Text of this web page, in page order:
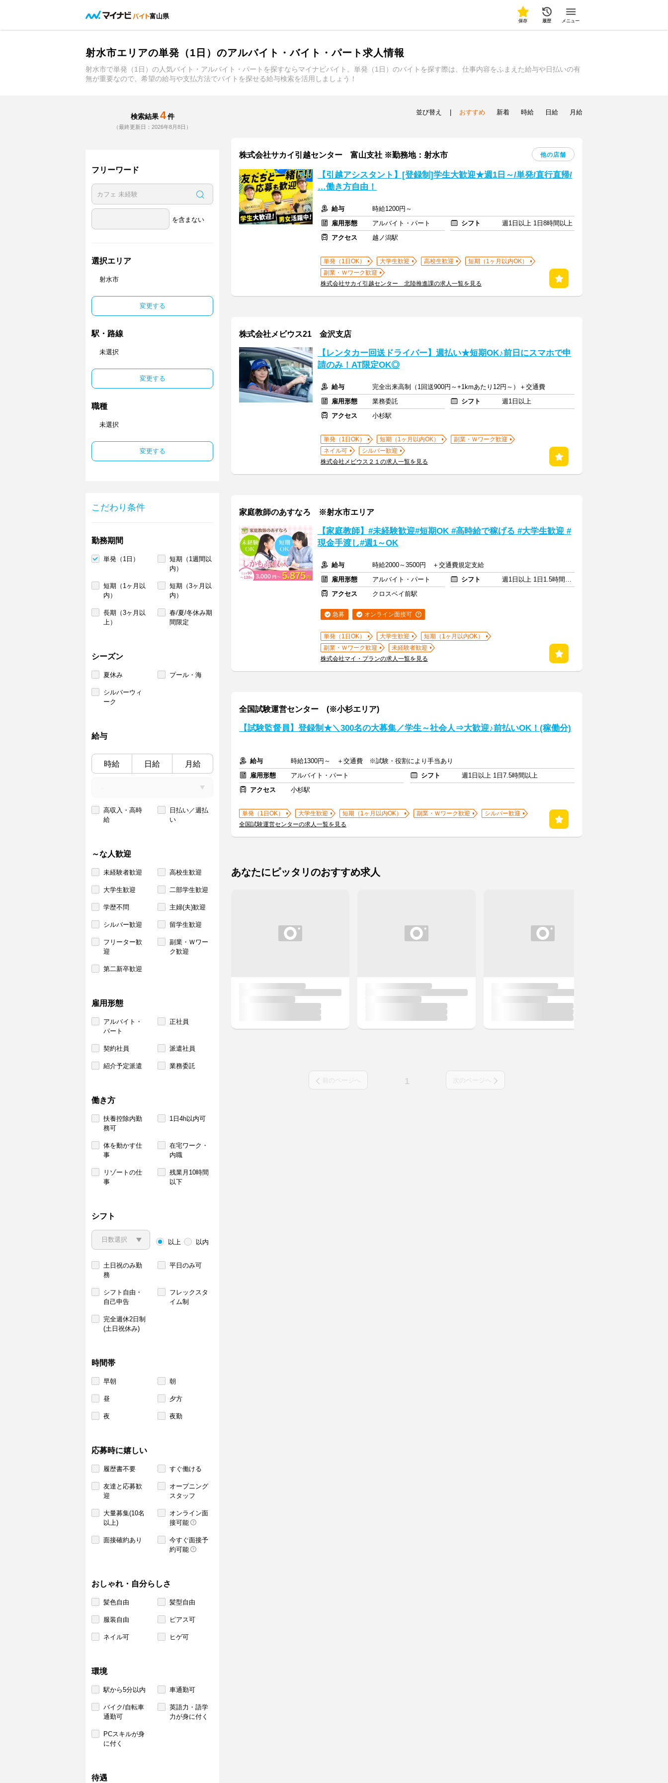
富山県
保存 履歴 メニュー
射水市エリアの単発（1日）のアルバイト・バイト・パート求人情報
射水市で単発（1日）の人気バイト・アルバイト・パートを探すならマイナビバイト。単発（1日）のバイトを探す際は、仕事内容をふまえた給与や日払いの有
無が重要なので、希望の給与や支払方法でバイトを探せる給与検索を活用しましょう！
検索結果 4 件
（最終更新日：2026年8月8日）
フリーワード
を含まない
選択エリア
射水市
変更する
駅・路線
未選択
変更する
職種
未選択
変更する
こだわり条件
勤務期間
単発（1日）
短期（1週間以
内）
短期（1ヶ月以
内）
短期（3ヶ月以
内）
長期（3ヶ月以
上）
春/夏/冬休み期
間限定
シーズン
夏休み プール・海
シルバーウィ
ーク
給与
時給 日給 月給
高収入・高時
給
日払い／週払
い
～な人歓迎
未経験者歓迎 高校生歓迎
大学生歓迎 二部学生歓迎
学歴不問 主婦(夫)歓迎
シルバー歓迎 留学生歓迎
フリーター歓
迎
副業・Ｗワー
ク歓迎
第二新卒歓迎
雇用形態
アルバイト・
パート
正社員
契約社員 派遣社員
紹介予定派遣 業務委託
働き方
扶養控除内勤
務可
1日4h以内可
体を動かす仕
事
在宅ワーク・
内職
リゾートの仕
事
残業月10時間
以下
シフト
以上 以内
土日祝のみ勤
務
平日のみ可
シフト自由・
自己申告
フレックスタ
イム制
完全週休2日制
(土日祝休み)
時間帯
早朝 朝
昼 夕方
夜 夜勤
応募時に嬉しい
履歴書不要 すぐ働ける
友達と応募歓
迎
オープニング
スタッフ
大量募集(10名
以上)
オンライン面
接可能
面接確約あり
今すぐ面接予
約可能
おしゃれ・自分らしさ
髪色自由 髪型自由
服装自由 ピアス可
ネイル可 ヒゲ可
環境
駅から5分以内 車通勤可
バイク/自転車
通勤可
英語力・語学
力が身に付く
PCスキルが身
に付く
待遇
並び替え おすすめ 新着 時給 日給 月給
株式会社サカイ引越センター 富山支社 ※勤務地：射水市 他の店舗
【引越アシスタント】[登録制]学生大歓迎★週1日～/単発/直行直帰/
…働き方自由！
給与
時給1200円～
雇用形態
アルバイト・パート シフト
週1日以上 1日8時間以上
アクセス
越ノ潟駅
単発（1日OK） 大学生歓迎 高校生歓迎
短期（1ヶ月以内OK）
副業・Ｗワーク歓迎
株式会社サカイ引越センター 北陸推進課の求人一覧を見る
株式会社メビウス21 金沢支店
【レンタカー回送ドライバー】週払い★短期OK♪前日にスマホで申
請のみ！AT限定OK◎
給与
完全出来高制（1回送900円～+1kmあたり12円～）＋交通費
雇用形態
業務委託 シフト
週1日以上
アクセス
小杉駅
単発（1日OK） 短期（1ヶ月以内OK）
副業・Ｗワーク歓迎
ネイル可
シルバー歓迎
株式会社メビウス２１の求人一覧を見る
家庭教師のあすなろ ※射水市エリア
【家庭教師】#未経験歓迎#短期OK #高時給で稼げる #大学生歓迎 #
現金手渡し#週1～OK
給与
時給2000～3500円 ＋交通費規定支給
雇用形態
アルバイト・パート シフト
週1日以上 1日1.5時間以上
アクセス
クロスベイ前駅
急募 オンライン面接可
単発（1日OK） 大学生歓迎
短期（1ヶ月以内OK）
副業・Ｗワーク歓迎
未経験者歓迎
株式会社マイ・プランの求人一覧を見る
全国試験運営センター (※小杉エリア)
【試験監督員】登録制★＼300名の大募集／学生～社会人⇒大歓迎♪前払いOK！(稼働分)
給与
時給1300円～ ＋交通費 ※試験・役割により手当あり
雇用形態
アルバイト・パート シフト
週1日以上 1日7.5時間以上
アクセス
小杉駅
単発（1日OK） 大学生歓迎 短期（1ヶ月以内OK） 副業・Ｗワーク歓迎
シルバー歓迎
全国試験運営センターの求人一覧を見る
あなたにピッタリのおすすめ求人
前のページへ 1 次のページへ